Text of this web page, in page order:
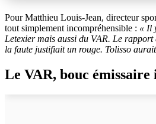
Pour Matthieu Louis-Jean, directeur
tout simplement incompréhensible : « Il
Letexier mais aussi du VAR. Le
la faute justifiait un rouge. Tolisso
Le VAR, bouc émissaire